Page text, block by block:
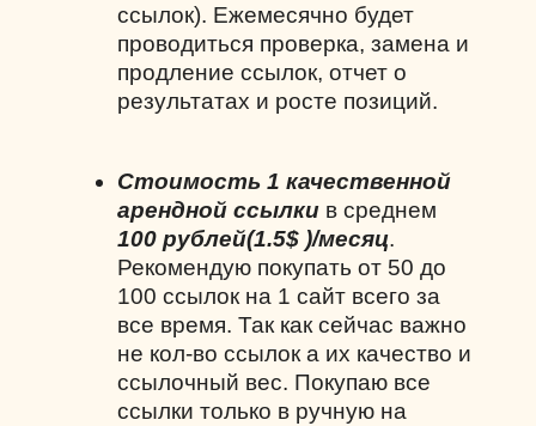
ссылок). Ежемесячно будет
проводиться проверка, замена и
продление ссылок, отчет о
результатах и росте позиций.
Стоимость 1 качественной
арендной ссылкив среднем
100 рублей(1.5$ )/месяц.
Рекомендую покупать от 50 до
100 ссылок на 1 сайт всего за
все время. Так как сейчас важно
не кол-во ссылок а их качество и
ссылочный вес. Покупаю все
ссылки только в ручную на